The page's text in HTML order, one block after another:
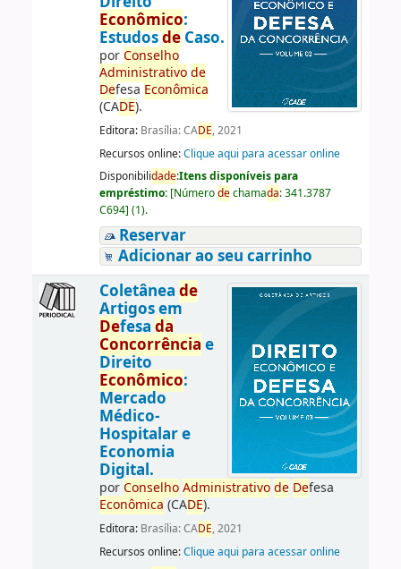
Econômico:
EstudosdeCaso.
porConselho
Administrativo de
Defesa Econômica
(CADE).
Editora: Brasília: CADE, 2021
Recursos online:Clique aqui para acessar online
Disponibilidade:Itens disponíveis para
empréstimo: [Númerodechamada:341.3787
C694] (1).
Reservar
Adicionar ao seu carrinho
Coletânea de
Artigos em
Defesa da
Concorrência e
Direito
Econômico:
Mercado
Médico-
Hospitalar e
Economia
Digital.
porConselho Administrativo de Defesa
Econômica (CADE).
Editora: Brasília: CADE, 2021
Recursos online:Clique aqui para acessar online